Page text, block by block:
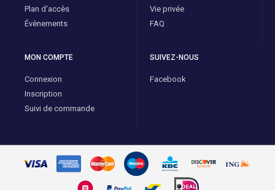
Plan d'accès
Évènements
Vie privée
FAQ
MON COMPTE
Connexion
Inscription
Suivi de commande
SUIVEZ-NOUS
Facebook